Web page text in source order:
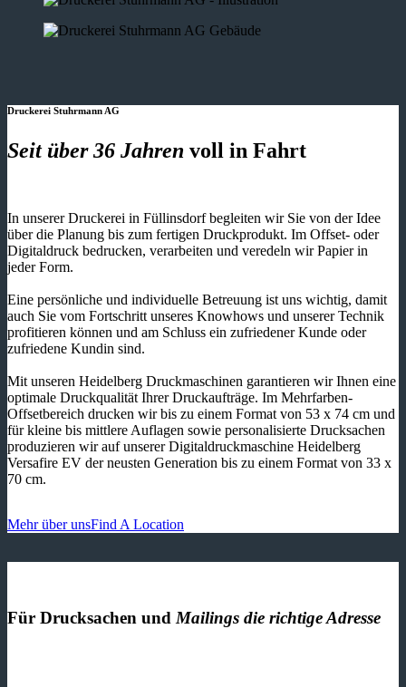
Druckerei Stuhrmann AG
Seit über 36 Jahren voll in Fahrt
In unserer Druckerei in Füllinsdorf begleiten wir Sie von der Idee
über die Planung bis zum fertigen Druckprodukt. Im Offset- oder
Digitaldruck bedrucken, verarbeiten und veredeln wir Papier in
jeder Form.
Eine persönliche und individuelle Betreuung ist uns wichtig, damit
auch Sie vom Fortschritt unseres Knowhows und unserer Technik
profitieren können und am Schluss ein zufriedener Kunde oder
zufriedene Kundin sind.
Mit unseren Heidelberg Druckmaschinen garantieren wir Ihnen eine
optimale Druckqualität Ihrer Druckaufträge. Im Mehrfarben-
Offsetbereich drucken wir bis zu einem Format von 53 x 74 cm und
für kleine bis mittlere Auflagen sowie personalisierte Drucksachen
produzieren wir auf unserer Digitaldruckmaschine Heidelberg
Versafire EV der neusten Generation bis zu einem Format von 33 x
70 cm.
Mehr über unsFind A Location
Für Drucksachen und Mailings die richtige Adresse